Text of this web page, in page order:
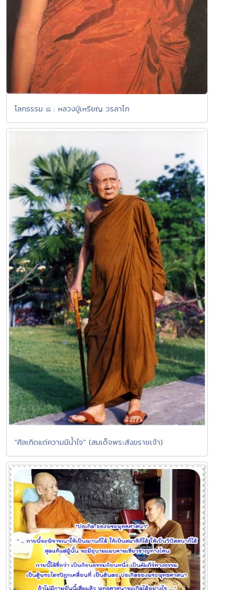
โลกธรรม ๘ : หลวงปู่เหรียญ วรลาโภ
"ศีลเกิดแต่ความมีนํ้าใจ" (สมเด็จพระสังฆราชเจ้า)